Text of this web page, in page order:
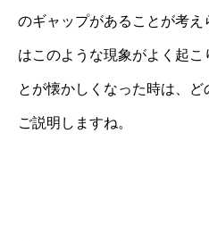
のギャップがあることが考
はこのような現象がよく起こ
とが懐かしくなった時は、
ご説明しますね。